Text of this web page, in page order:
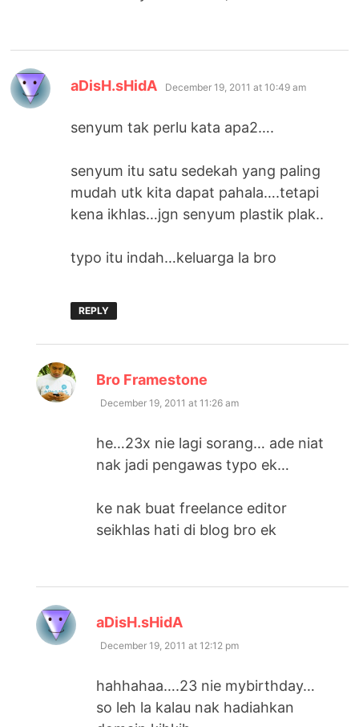
aDisH.sHidA says:
December 19, 2011 at 10:49 am
senyum tak perlu kata apa2….
senyum itu satu sedekah yang paling
mudah utk kita dapat pahala….tetapi
kena ikhlas…jgn senyum plastik plak..
typo itu indah…keluarga la bro
REPLY
Bro Framestone
December 19, 2011 at 11:26 am
he…23x nie lagi sorang… ade niat
nak jadi pengawas typo ek…
ke nak buat freelance editor
seikhlas hati di blog bro ek
aDisH.sHidA
December 19, 2011 at 12:12 pm
hahhahaa….23 nie mybirthday…
so leh la kalau nak hadiahkan